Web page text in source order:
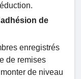
de
enregistrés
de remises
de niveau